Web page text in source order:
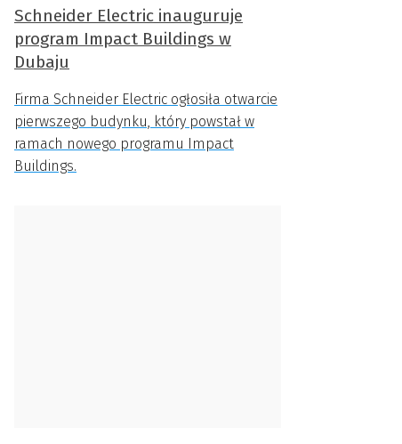
Schneider Electric inauguruje
program Impact Buildings w
Dubaju
Firma Schneider Electric ogłosiła otwarcie
pierwszego budynku, który powstał w
ramach nowego programu Impact
Buildings.